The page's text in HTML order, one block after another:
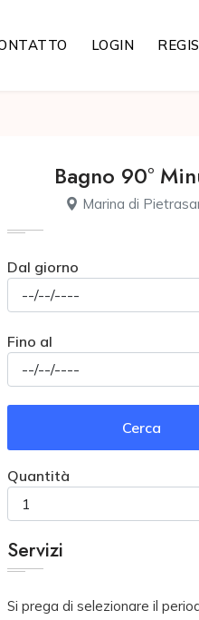
LOGIN
Bagno 90°
Marina di
Dal giorno
Fino al
Cerca
Quantità
Servizi
Si prega di selezionare il